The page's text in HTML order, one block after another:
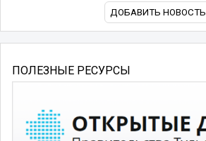
ДОБАВИТЬ НОВОСТЬ
ПОЛЕЗНЫЕ РЕСУРСЫ